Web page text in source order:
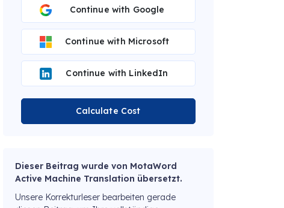
Continue with Google
Continue with Microsoft
Continue with LinkedIn
Calculate Cost
Dieser Beitrag wurde von MotaWord
Active Machine Translation übersetzt.
Unsere Korrekturleser bearbeiten gerade